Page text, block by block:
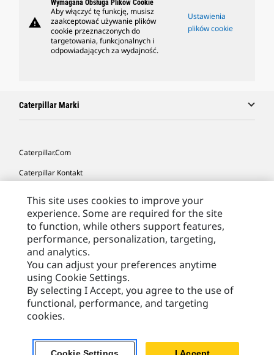
warning
Wymagana Obsługa Plików Cookie
Aby włączyć tę funkcję, musisz
zaakceptować używanie plików
cookie przeznaczonych do
targetowania, funkcjonalnych i
odpowiadających za wydajność.
Ustawienia
plików cookie
Caterpillar Marki
Caterpillar.com
Caterpillar Kontakt
Moje Preferencje Marketingowe
Site Map
Cookie Settings
Legal
Privacy
Europe - Polish© 2026 Caterpillar. Wszelkie prawa zastrzeżone.
This site uses cookies to improve your
experience. Some are required for the site
to function, while others support features,
performance, personalization, targeting,
and analytics.
You can adjust your preferences anytime
using Cookie Settings.
By selecting I Accept, you agree to the use of
functional, performance, and targeting
cookies.